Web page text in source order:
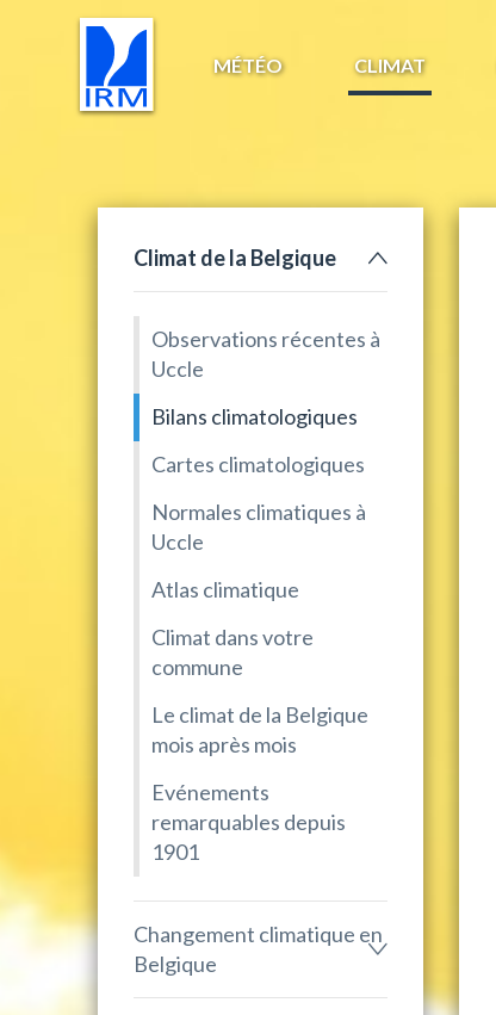
MÉTÉO CLIMAT
Climat de la Belgique
Observations récentes à
Uccle
Bilans climatologiques
Cartes climatologiques
Normales climatiques à
Uccle
Atlas climatique
Climat dans votre
commune
Le climat de la Belgique
mois après mois
Evénements
remarquables depuis
1901
Changement climatique en
Belgique